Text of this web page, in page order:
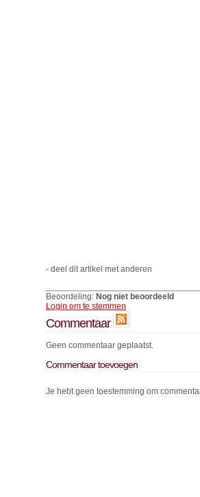
- deel dit artikel met anderen
Beoordeling: Nog niet beoordeeld
Login om te stemmen
Commentaar
Geen commentaar geplaatst.
Commentaar toevoegen
Je hebt geen toestemming om